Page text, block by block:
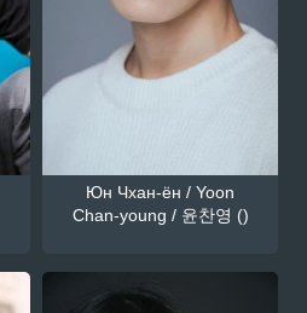
Юн Чхан-ён / Yoon
Chan-young / 윤찬영 ()